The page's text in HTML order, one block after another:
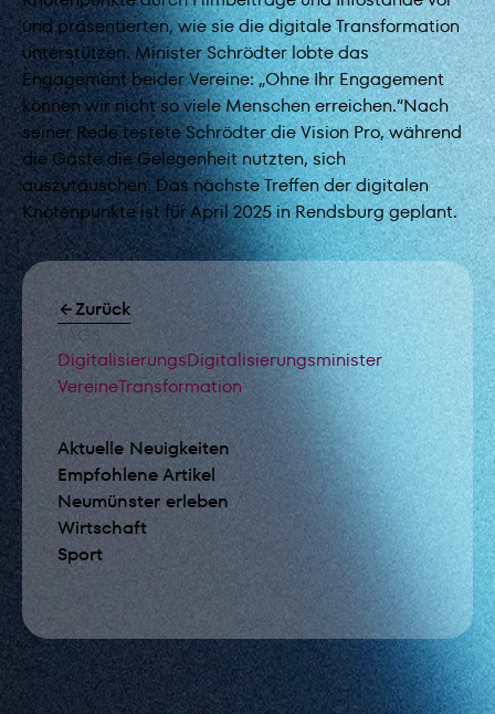
Zurück
TAGS
DigitalisierungsDigitalisierungsminister
VereineTransformation
Aktuelle Neuigkeiten
Empfohlene Artikel
Neumünster erleben
Wirtschaft
Sport
und präsentierten, wie sie die digitale Transformation
unterstützen. Minister Schrödter lobte das
Engagement beider Vereine: „Ohne Ihr Engagement
können wir nicht so viele Menschen erreichen.“Nach
seiner Rede testete Schrödter die Vision Pro, während
die Gäste die Gelegenheit nutzten, sich
auszutauschen. Das nächste Treffen der digitalen
Knotenpunkte ist für April 2025 in Rendsburg geplant.